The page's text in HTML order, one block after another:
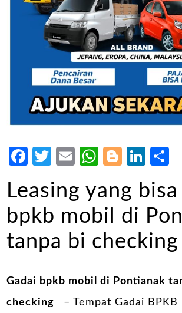
Facebook
Twitter
EmailWhatsApp
Blogger
Leasing yang
bpkb mobil di
tanpa bi checking
Gadai bpkb mobil di Pontianak
checking
– Tempat Gadai BPKB